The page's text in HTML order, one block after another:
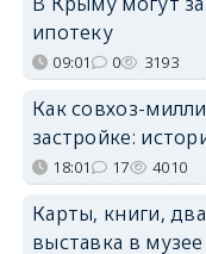
ипотеку
09:01 0 3193
Как совхоз-
застройке:
18:01 17 4010
Карты, книги,
выставка в